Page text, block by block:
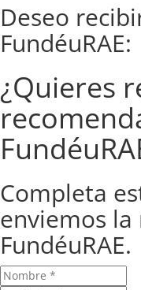
Deseo
FundéuRAE:
¿Quieres
Completa
enviemos
FundéuRAE.